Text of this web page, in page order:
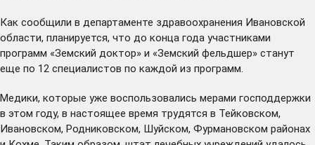
Как сообщили в департаменте здравоохранения Ивановской
области, планируется, что до конца года участниками
программ «Земский доктор» и «Земский фельдшер» станут
еще по 12 специалистов по каждой из программ.
Медики, которые уже воспользовались мерами господдержки
в этом году, в настоящее время трудятся в Тейковском,
Ивановском, Родниковском, Шуйском, Фурмановском районах